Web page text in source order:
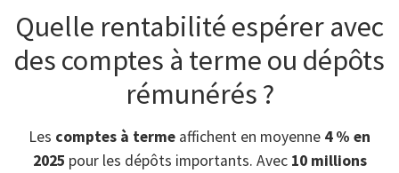
Quelle rentabilité espérer avec
des comptes à terme ou dépôts
rémunérés ?
Les comptes à terme affichent en moyenne 4 % en
2025 pour les dépôts importants. Avec 10 millions